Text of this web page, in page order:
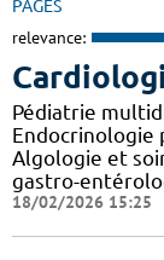
PAGES
relevance:
Pédiatrie
Endocrinologie
Algologie et
gastro-
18/02/2026 15:25